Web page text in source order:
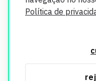
Política de
segurança. Todos os
utilizados exclusivamente
informações, consulte